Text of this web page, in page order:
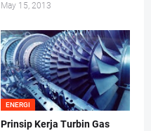
May 15, 2013
ENERGI
Prinsip Kerja Turbin Gas